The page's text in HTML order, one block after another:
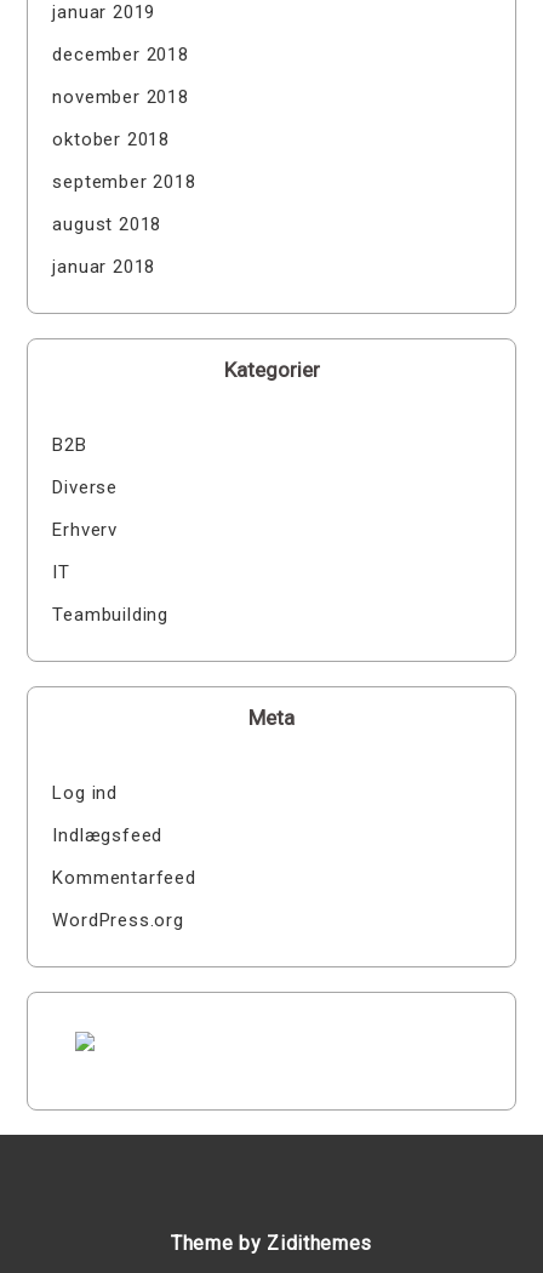
januar 2019
december 2018
november 2018
oktober 2018
september 2018
august 2018
januar 2018
Kategorier
B2B
Diverse
Erhverv
IT
Teambuilding
Meta
Log ind
Indlægsfeed
Kommentarfeed
WordPress.org
Theme by Zidithemes